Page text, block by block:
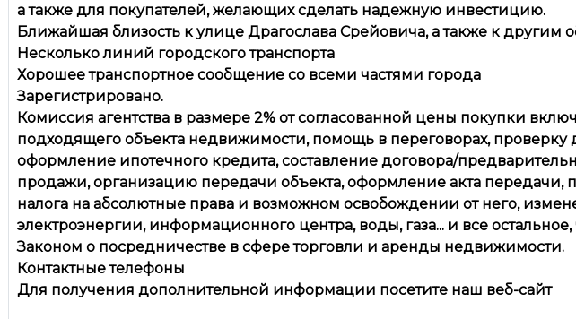
а также для покупателей, желающих сделать надежную инвестицию.
Ближайшая близость к улице Драгослава Срейовича, а также к другим
Несколько линий городского транспорта
Хорошее транспортное сообщение со всеми частями города
Зарегистрировано.
Комиссия агентства в размере 2% от согласованной цены покупки
подходящего объекта недвижимости, помощь в переговорах, проверку
оформление ипотечного кредита, составление договора/
продажи, организацию передачи объекта, оформление акта
налога на абсолютные права и возможном освобождении от него,
электроэнергии, информационного центра, воды, газа... и все
Законом о посредничестве в сфере торговли и аренды недвижимости.
Контактные телефоны
Для получения дополнительной информации посетите наш веб-сайт